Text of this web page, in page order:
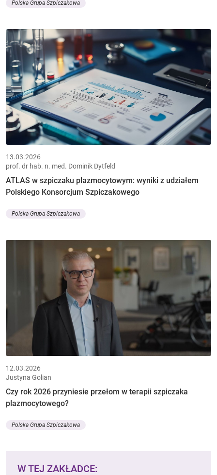
Polska Grupa Szpiczakowa
13.03.2026
prof. dr hab. n. med. Dominik Dytfeld
ATLAS w szpiczaku plazmocytowym: wyniki z udziałem
Polskiego Konsorcjum Szpiczakowego
Polska Grupa Szpiczakowa
12.03.2026
Justyna Golian
Czy rok 2026 przyniesie przełom w terapii szpiczaka
plazmocytowego?
Polska Grupa Szpiczakowa
W TEJ ZAKŁADCE: